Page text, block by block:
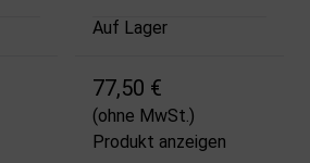
Auf Lager
77,50 €
(ohne MwSt.)
Produkt anzeigen